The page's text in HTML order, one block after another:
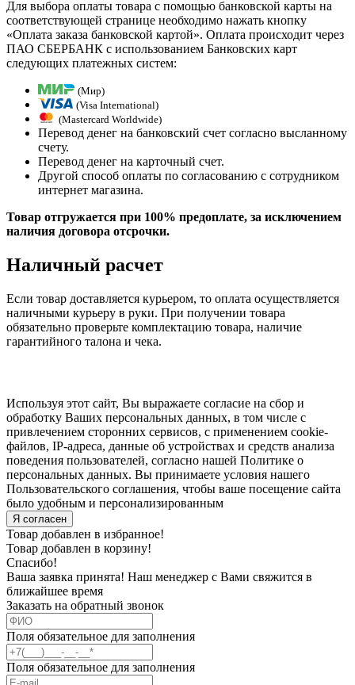
Для выбора оплаты товара с помощью банковской карты на
соответствующей странице необходимо нажать кнопку
«Оплата заказа банковской картой». Оплата происходит через
ПАО СБЕРБАНК с использованием Банковских карт
следующих платежных систем:
(Мир)
(Visa International)
(Mastercard Worldwide)
Перевод денег на банковский счет согласно высланному
счету.
Перевод денег на карточный счет.
Другой способ оплаты по согласованию с сотрудником
интернет магазина.
Товар отгружается при 100% предоплате, за исключением
наличия договора отсрочки.
Наличный расчет
Если товар доставляется курьером, то оплата осуществляется
наличными курьеру в руки. При получении товара
обязательно проверьте комплектацию товара, наличие
гарантийного талона и чека.
Используя этот сайт, Вы выражаете согласие на сбор и
обработку Ваших персональных данных, в том числе с
привлечением сторонних сервисов, с применением cookie-
файлов, IP-адреса, данные об устройствах и средств анализа
поведения пользователей, согласно нашей Политике о
персональных данных. Вы принимаете условия нашего
Пользовательского соглашения, чтобы ваше посещение сайта
было удобным и персонализированным
Я согласен
Товар добавлен в избранное!
Товар добавлен в корзину!
Спасибо!
Ваша заявка принята! Наш менеджер с Вами свяжится в
ближайшее время
Заказать на обратный звонок
Поля обязательное для заполнения
Поля обязательное для заполнения